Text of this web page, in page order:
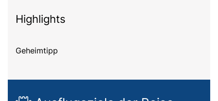
Highlights
Geheimtipp